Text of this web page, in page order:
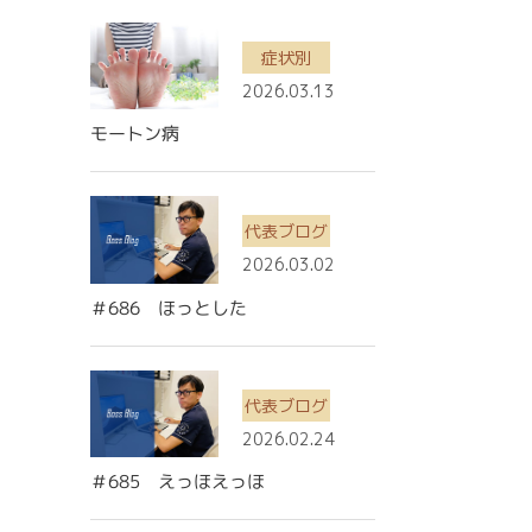
症状別
2026.03.13
モートン病
代表ブログ
2026.03.02
＃686 ほっとした
代表ブログ
2026.02.24
＃685 えっほえっほ